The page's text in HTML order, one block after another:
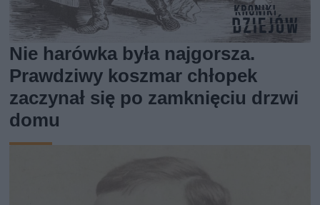
Nie harówka była najgorsza.
Prawdziwy koszmar chłopek
zaczynał się po zamknięciu drzwi
domu